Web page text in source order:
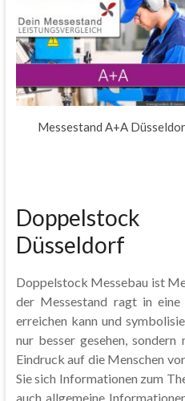
Messestand A+A
Düsseldorf
Doppelstock Messebau ist
der Messestand ragt in
erreichen kann und
nur besser gesehen, sondern
Eindruck auf die Menschen
Sie sich Informationen zum
auch allgemeine